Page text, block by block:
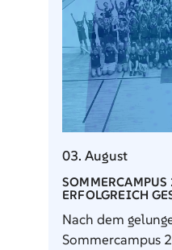
03. August
ERFOLGREICH
Nach dem
Sommercampus